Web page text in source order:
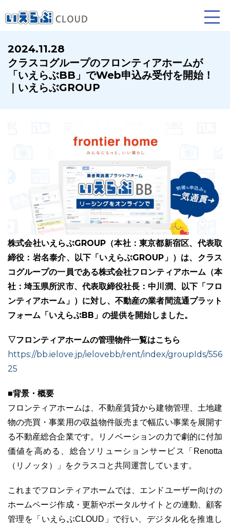
賃貸仲介
業務向け機能
売買仲介
業務向け機能
賃貸管理
ホームページ制作について プラン紹介･制作の流れ
ホームページ制作実績
ニュース一覧
特長 サービス一覧 プラン
03-6689-1791
2024.11.28
クラスコグループのフロンティアホームが
「いえらぶBB」でWeb申込み受付を開始！
｜いえらぶGROUP
株式会社いえらぶGROUP（本社：東京都新宿区、代表取
締役：岩名泰介、以下「いえらぶGROUP」）は、クラス
コグループの一員である株式会社フロンティアホーム（本
社：埼玉県所沢市、代表取締役社長：中川潤、以下「フロ
ンティアホーム」）に対し、不動産の業者間流通プラット
フォーム「いえらぶBB」の提供を開始しました。
▽フロンティアホームの管理物件一覧はこちら
https://bb.ielove.jp/ielovebb/rent/index/groupIds/556
25
■背景・概要
フロンティアホームは、不動産賃貸から建物管理、土地建
物の売買・事業用の収益物件販売まで幅広い事業を展開す
る不動産総合企業です。リノベーションの力で劇的に付加
価値を高める、総合ソリューションサービス「Renotta
（リノッタ）」をクラスコと共同運営しています。
これまでフロンティアホームでは、エンドユーザー向けの
ホームページ作成・更新やポータルサイトとの連動、顧客
管理を「いえらぶCLOUD」で行い、デジタル化を推進し